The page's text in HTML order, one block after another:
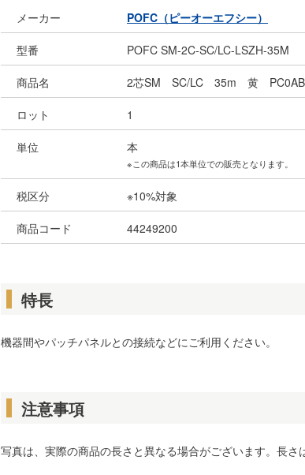
メーカー POFC（ピーオーエフシー）
型番 POFC SM-2C-SC/LC-LSZH-35M
商品名 2芯SM SC/LC 35m 黄
ロット 1
単位 本
※この商品は1本単位での販売となります。
税区分 ※10%対象
商品コード 44249200
特長
機器間やパッチパネルとの接続などにご利用ください。
注意事項
写真は、実際の商品の長さと異なる場合がございます。長